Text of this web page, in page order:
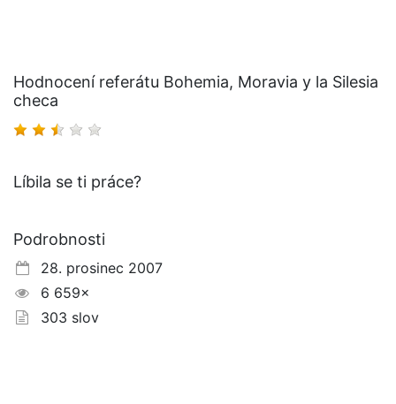
Hodnocení referátu Bohemia, Moravia y la Silesia
checa
Líbila se ti práce?
Podrobnosti
28. prosinec 2007
6 659×
303 slov